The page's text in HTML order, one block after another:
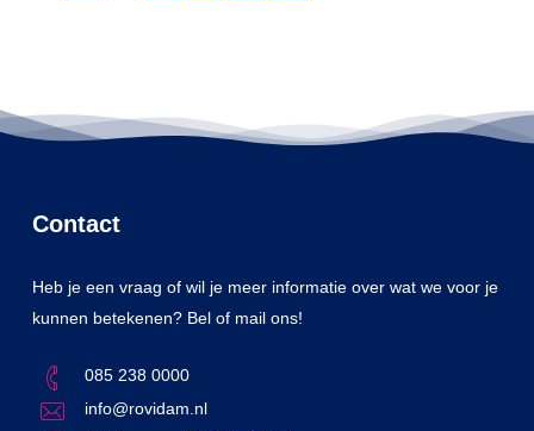
Contact
Heb je een vraag of wil je meer informatie over wat we voor je
kunnen betekenen? Bel of mail ons!
085 238 0000
info@rovidam.nl